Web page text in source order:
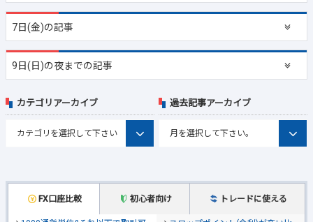
7日(金)の記事
9日(日)の夜までの記事
FX口座比較 初心者向け トレードに使える
カテゴリアーカイブ 過去記事アーカイブ